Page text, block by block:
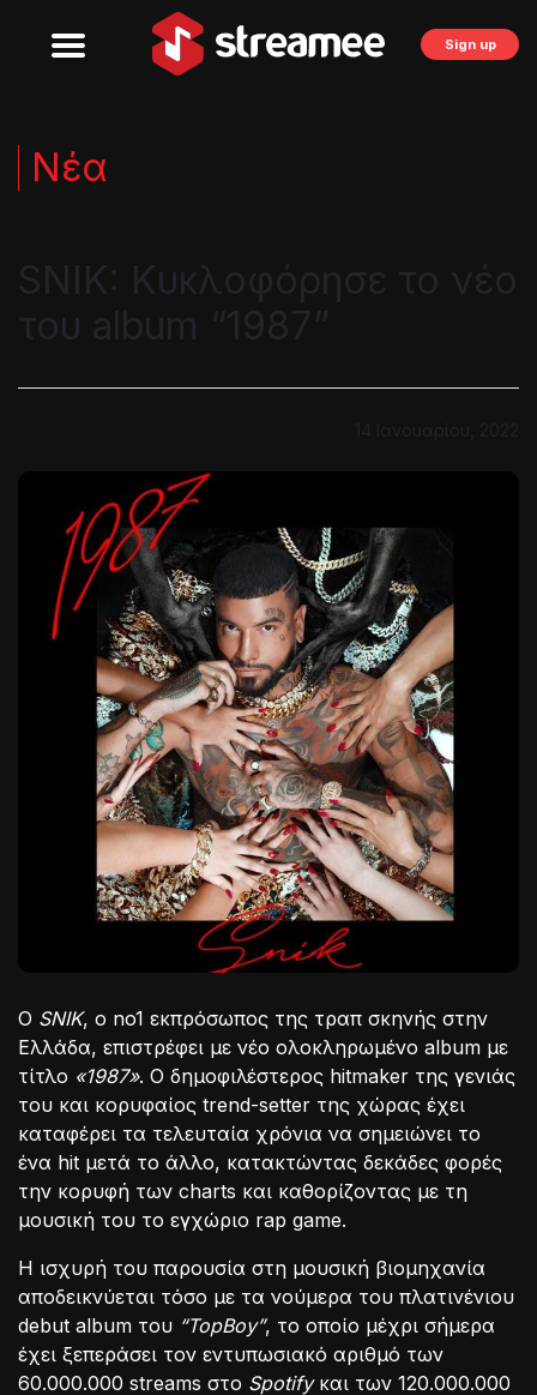
Sign up
Νέα
SNIK: Κυκλοφόρησε το νέο
του album “1987”
14 Ιανουαρίου, 2022
Ο SNIK, ο no1 εκπρόσωπος της τραπ σκηνής στην
Ελλάδα, επιστρέφει με νέο ολοκληρωμένο album με
τίτλο «1987». Ο δημοφιλέστερος hitmaker της γενιάς
του και κορυφαίος trend-setter της χώρας έχει
καταφέρει τα τελευταία χρόνια να σημειώνει το
ένα hit μετά το άλλο, κατακτώντας δεκάδες φορές
την κορυφή των charts και καθορίζοντας με τη
μουσική του το εγχώριο rap game.
Η ισχυρή του παρουσία στη μουσική βιομηχανία
αποδεικνύεται τόσο με τα νούμερα του πλατινένιου
debut album του “TopBoy”, το οποίο μέχρι σήμερα
έχει ξεπεράσει τον εντυπωσιακό αριθμό των
60.000.000 streams στο Spotifyκαι των 120.000.000